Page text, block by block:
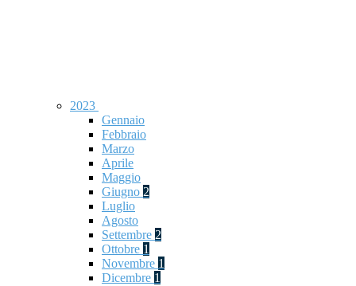
2023
Gennaio
Febbraio
Marzo
Aprile
Maggio
Giugno 2
Luglio
Agosto
Settembre 2
Ottobre 1
Novembre 1
Dicembre 1